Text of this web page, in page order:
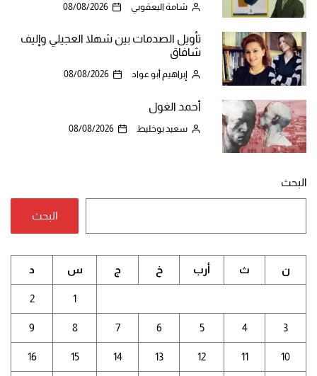
شامة اليعقوبي 08/08/2026
تأويل الصدمات بين شهلا العجيلي وإليف
شافاق
إبراهيم أبو عواد 08/08/2026
أحمد الغول
سعيد بوخليط 08/08/2026
البحث
البحث
ن ث أرب خ ج س د
1
2
3
4
5
6
7
8
9
10
11
12
13
14
15
16